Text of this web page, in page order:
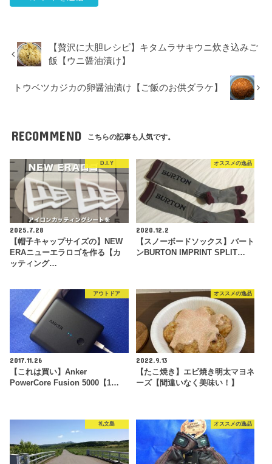
【贅沢に大胆レシピ】キタムラサキウニ炊き込みご
飯【ウニ醤油漬け】
トウベツカジカの卵醤油漬け【ご飯のお供ダラケ】
RECOMMEND こちらの記事も人気です。
D.I.Y
2025.7.28
【帽子キャップサイズの】NEW
ERAニューエラロゴを作る【カ
ッティング…
オススメの逸品
2020.12.2
【スノーボードソックス】バート
ンBURTON IMPRINT SPLIT…
アウトドア
2017.11.26
【これは買い】Anker
PowerCore Fusion 5000【1…
オススメの逸品
2022.9.13
【たこ焼き】エビ焼き明太マヨネ
ーズ【間違いなく美味い！】
礼文島 オススメの逸品